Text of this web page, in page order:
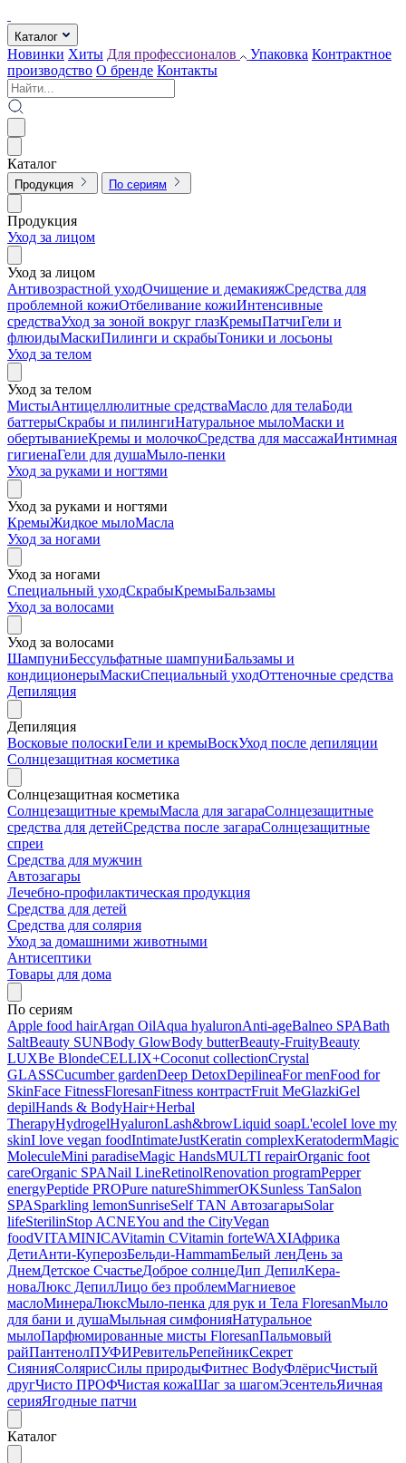
Каталог
Новинки Хиты Для профессионалов Упаковка Контрактное
производство О бренде Контакты
Каталог
Продукция По сериям
Продукция
Уход за лицом
Уход за лицом
Антивозрастной уходОчищение и демакияжСредства для
проблемной кожиОтбеливание кожиИнтенсивные
средстваУход за зоной вокруг глазКремыПатчиГели и
флюидыМаскиПилинги и скрабыТоники и лосьоны
Уход за телом
Уход за телом
МистыАнтицеллюлитные средстваМасло для телаБоди
баттерыСкрабы и пилингиНатуральное мылоМаски и
обертываниеКремы и молочкоСредства для массажаИнтимная
гигиенаГели для душаМыло-пенки
Уход за руками и ногтями
Уход за руками и ногтями
КремыЖидкое мылоМасла
Уход за ногами
Уход за ногами
Специальный уходСкрабыКремыБальзамы
Уход за волосами
Уход за волосами
ШампуниБессульфатные шампуниБальзамы и
кондиционерыМаскиСпециальный уходОттеночные средства
Депиляция
Депиляция
Восковые полоскиГели и кремыВоскУход после депиляции
Солнцезащитная косметика
Солнцезащитная косметика
Солнцезащитные кремыМасла для загараСолнцезащитные
средства для детейСредства после загараСолнцезащитные
спреи
Средства для мужчин
Автозагары
Лечебно-профилактическая продукция
Средства для детей
Средства для солярия
Уход за домашними животными
Антисептики
Товары для дома
По сериям
Apple food hairArgan OilAqua hyaluronAnti-ageBalneo SPABath
SaltBeauty SUNBody GlowBody butterBeauty-FruityBeauty
LUXBe BlondeCELLIX+Coconut collectionCrystal
GLASSCucumber gardenDeep DetoxDepilineaFor menFood for
SkinFace FitnessFloresanFitness контрастFruit MeGlazkiGel
depilHands & BodyHair+Herbal
TherapyHydrogelHyaluronLash&browLiquid soapL'ecoleI love my
skinI love vegan foodIntimateJustKeratin complexKeratodermMagic
MoleculeMini paradiseMagic HandsMULTI repairOrganic foot
careOrganic SPANail LineRetinolRenovation programPepper
energyPeptide PROPure natureShimmerOKSunless TanSalon
SPASparkling lemonSunriseSelf TAN АвтозагарыSolar
lifeSterilinStop ACNEYou and the CityVegan
foodVITAMINICAVitamin CVitamin forteWAXIАфрика
ДетиАнти-КуперозБельди-HammamБелый ленДень за
ДнемДетское СчастьеДоброе солнцеДип ДепилKepa-
новаЛюкс ДепилЛицо без проблемМагниевое
маслоМинераЛюксМыло-пенка для рук и Тела FloresanМыло
для бани и душаМыльная симфонияНатуральное
мылоПарфюмированные мисты FloresanПальмовый
райПантенолПУФИРевительРепейникСекрет
СиянияСолярисСилы природыФитнес BodyФлёрисЧистый
другЧисто ПРОФЧистая кожаШаг за шагомЭсентельЯичная
серияЯгодные патчи
Каталог